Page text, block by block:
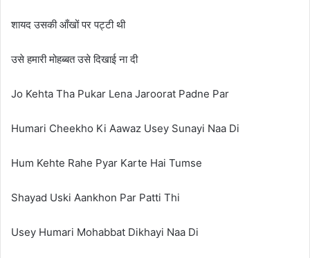
शायद उसकी आँखों पर पट्टी थी
उसे हमारी मोहब्बत उसे दिखाई ना दी
Jo Kehta Tha Pukar Lena Jaroorat Padne Par
Humari Cheekho Ki Aawaz Usey Sunayi Naa Di
Hum Kehte Rahe Pyar Karte Hai Tumse
Shayad Uski Aankhon Par Patti Thi
Usey Humari Mohabbat Dikhayi Naa Di